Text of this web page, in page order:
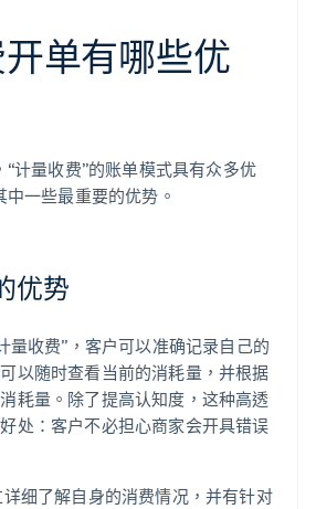
单有哪些优
计量收费”的账单模式具有众多优
一些最重要的优势。
优势
量收费”，客户可以准确记录自己的
以随时查看当前的消耗量，并根据
耗量。除了提高认知度，这种高透
处：客户不必担心商家会开具错误
细了解自身的消费情况，并有针对